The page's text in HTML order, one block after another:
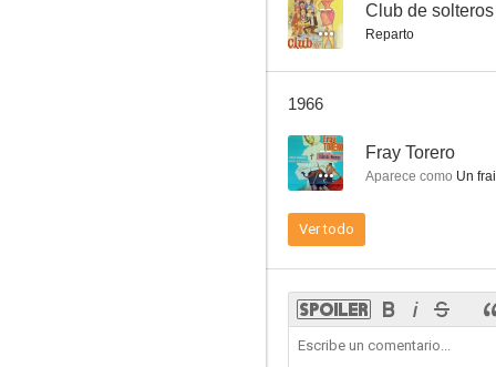
-- Club de solteros
Reparto
1966
-- Fray Torero
Aparece como Un
Ver todo